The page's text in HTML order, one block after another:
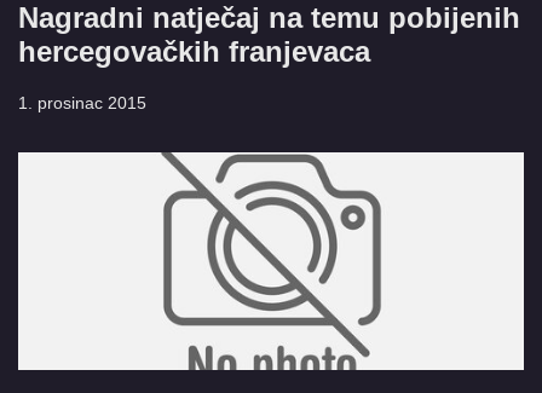
Nagradni natječaj na temu pobijenih
hercegovačkih franjevaca
1. prosinac 2015